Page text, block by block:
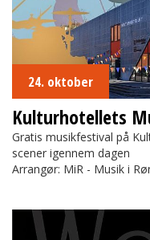
24. oktober
Kulturhotellets
Gratis musikfestival på
scener igennem dagen
Arrangør: MiR - Musik i
The Works